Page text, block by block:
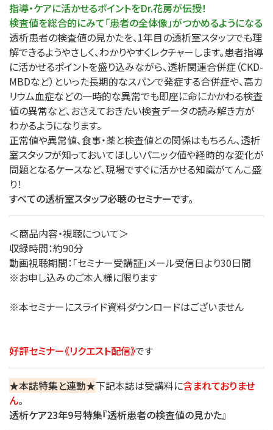
指導・ケアに活かせるポイントをDr.花房が伝授！
検査値を総合的にみて「患者の全体像」がつかめるようになる
透析患者の検査値の見かたを、1年目の透析室スタッフでも理
解できるようやさしく、わかりやすくレクチャーします。患者指導
に活かせるポイントを盛り込みながら、透析関連合併症（CKD-
MBDなど）といった長期的なスパンで発症する合併症や、高カ
リウム血症などの一時的な異常でも即座に命にかかわる検査
値の異常など、おさえておきたい検査データの読み解き方が
わかるようになります。
正常値や異常値、食事・薬と検査値との関係はもちろん、透析
室スタッフが知っておいてほしいパニック値や経時的な変化が
問題となるケースなど、現場ですぐに活かせる知識がてんこ盛
り！
すべての透析室スタッフ必聴のセミナーです。
＜商品内容・視聴について＞
収録時間：約90分
動画視聴期間：「セミナー受講証」メール受信日より30日間
※お申し込みのご本人様に限ります
※本セミナーにスライド資料ダウンロードはございません
好評セミナー《リクエスト配信》です
★本誌特集と連動★下記本誌は受講料に含まれておりませ
ん。
透析ケア23年9号特集『透析患者の検査値の見かた』